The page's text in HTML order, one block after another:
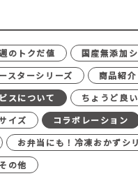
のトクだ値
国産無添加
スターシリーズ
商品紹介
スについて
ちょうど良
イズ
コラボレーション
お弁当にも！冷凍おかずシ
その他